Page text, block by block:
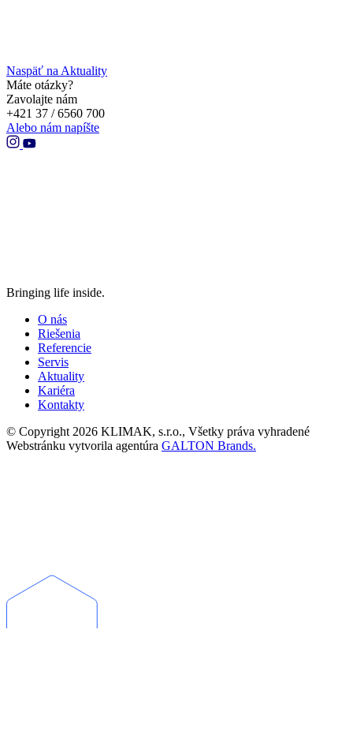
Naspäť na Aktuality
Máte otázky?
Zavolajte nám
+421 37 / 6560 700
Alebo nám napíšte
Bringing life inside.
O nás
Riešenia
Referencie
Servis
Aktuality
Kariéra
Kontakty
© Copyright 2026 KLIMAK, s.r.o., Všetky práva vyhradené
Webstránku vytvorila agentúra GALTON Brands.